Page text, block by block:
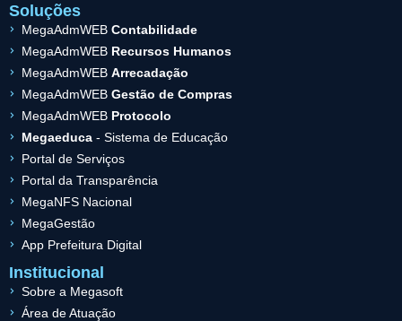
Soluções
MegaAdmWEB Contabilidade
MegaAdmWEB Recursos Humanos
MegaAdmWEB Arrecadação
MegaAdmWEB Gestão de Compras
MegaAdmWEB Protocolo
Megaeduca- Sistema de Educação
Portal de Serviços
Portal da Transparência
MegaNFS Nacional
MegaGestão
App Prefeitura Digital
Institucional
Sobre a Megasoft
Área de Atuação